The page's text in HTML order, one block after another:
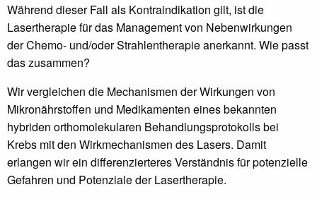
Während dieser Fall als Kontraindikation gilt, ist die
Lasertherapie für das Management von Nebenwirkungen
der Chemo- und/oder Strahlentherapie anerkannt. Wie passt
das zusammen?
Wir vergleichen die Mechanismen der Wirkungen von
Mikronährstoffen und Medikamenten eines bekannten
hybriden orthomolekularen Behandlungsprotokolls bei
Krebs mit den Wirkmechanismen des Lasers. Damit
erlangen wir ein differenzierteres Verständnis für potenzielle
Gefahren und Potenziale der Lasertherapie.